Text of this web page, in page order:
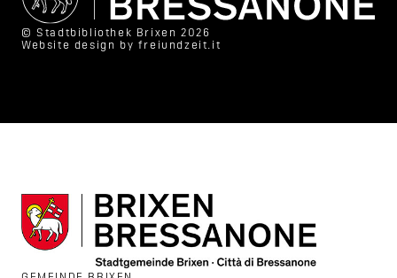
© Stadtbibliothek Brixen 2026
Website design by freiundzeit.it